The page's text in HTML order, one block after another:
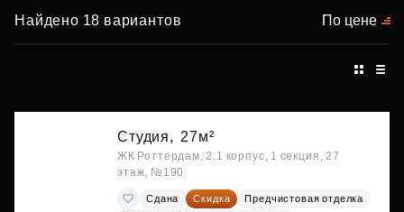
Найдено 18 вариантов По цене
Студия, 27м²
ЖК Роттердам, 2.1 корпус, 1 секция, 27
этаж, №190
Сдана Скидка
Предчистовая отделка